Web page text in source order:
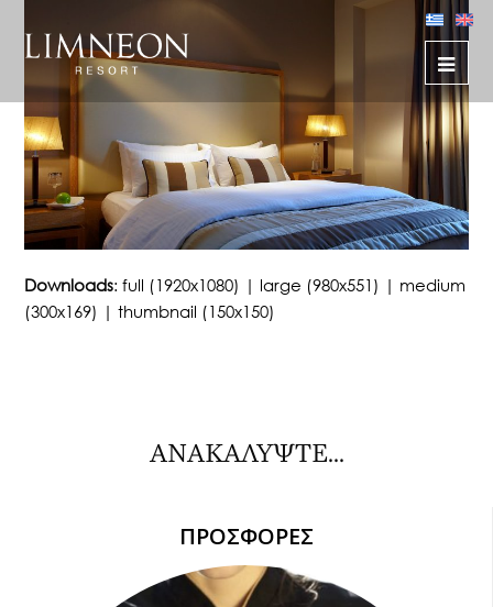
Downloads:full (1920x1080) | large (980x551) | medium
(300x169) |thumbnail (150x150)
ΑΝΑΚΑΛΥΨΤΕ...
ΠΡΟΣΦΟΡΕΣ